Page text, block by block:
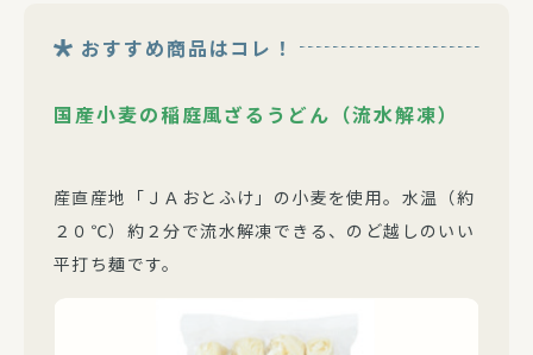
おすすめ商品はコレ！
国産小麦の稲庭風ざるうどん（流水解凍）
産直産地「ＪＡおとふけ」の小麦を使用。水温（約
２０℃）約２分で流水解凍できる、のど越しのいい
平打ち麺です。